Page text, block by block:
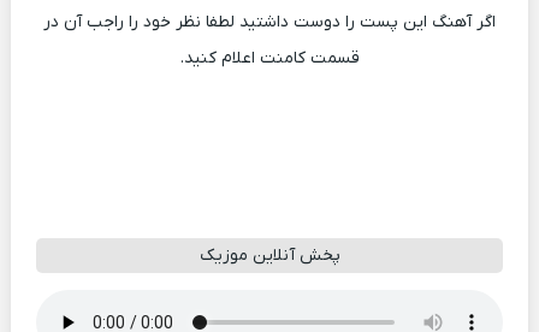
اگر آهنگ این پست را دوست داشتید لطفا نظر خود را راجب آن در
قسمت کامنت اعلام کنید.
پخش آنلاین موزیک